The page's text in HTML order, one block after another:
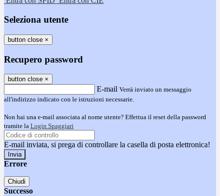
Seleziona utente
button close ×
Recupero password
button close ×
E-mail Verrà inviato un messaggio
all'indirizzo indicato con le istruzioni necessarie.
Non hai una e-mail associata al nome utente? Effettua il reset della password
tramite la Login Spaggiari
E-mail inviata, si prega di controllare la casella di posta elettronica!
Errore
Chiudi
Successo